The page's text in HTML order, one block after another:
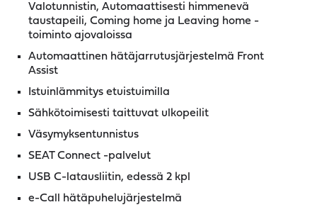
Valotunnistin, Automaattisesti himmenevä
taustapeili, Coming home ja Leaving home -
toiminto ajovaloissa
Automaattinen hätäjarrutusjärjestelmä Front
Assist
Istuinlämmitys etuistuimilla
Sähkötoimisesti taittuvat ulkopeilit
Väsymyksentunnistus
SEAT Connect -palvelut
USB C-latausliitin, edessä 2 kpl
e-Call hätäpuhelujärjestelmä